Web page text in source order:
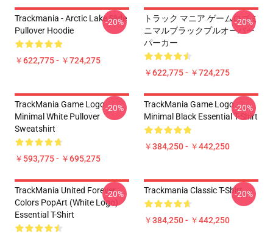
Trackmania - Arctic Lake Slide
Pullover Hoodie
￥622,775 - ￥724,275
-20%
トラック マニア ゲームロゴミ
ニマルブラックプルオーバー
パーカー
￥622,775 - ￥724,275
-20%
TrackMania Game Logo
Minimal White Pullover
Sweatshirt
￥593,775 - ￥695,275
-20%
TrackMania Game Logo
Minimal Black Essential T-Shirt
￥384,250 - ￥442,250
-20%
TrackMania United Forever
Colors PopArt (White Logo)
Essential T-Shirt
-20% Trackmania Classic T-Shirt
￥384,250 - ￥442,250
-20%